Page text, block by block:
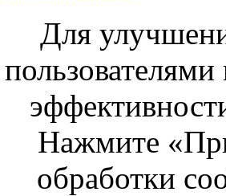
Для
Нажмите
обработки